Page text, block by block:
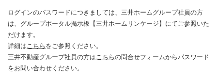
ログインのパスワードにつきましては、 三井ホームグループ社員の方
は、グループポータル掲示板【三井ホームリンケージ】にてご参照いた
だけます。
詳細はこちらをご参照ください。
三井不動産グループ社員の方はこちらの問合せフォームからパスワード
をお問い合わせください。